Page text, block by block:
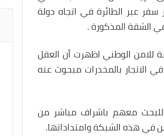
عبر الطائرة في اتجاه دولة
الشقة المذكورة .
للامن الوطني اظهرت أن العقل
الاتجار بالمخدرات مبحوث عنه
للبحث معهم باشراف مباشر من
في هذه الشبكة وامتداداتها.